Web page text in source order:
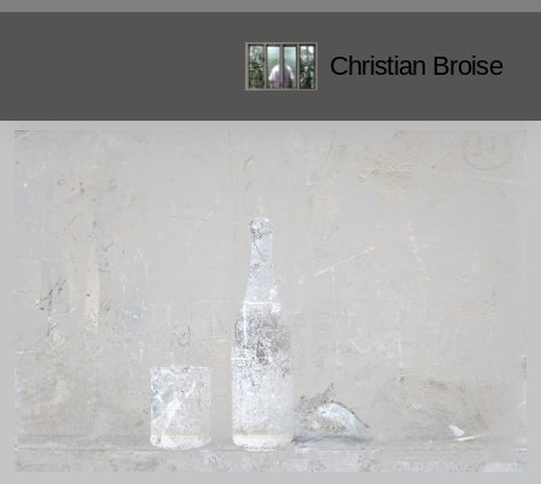
Christian Broise
Variations
Lettres de désamour et autres histoires